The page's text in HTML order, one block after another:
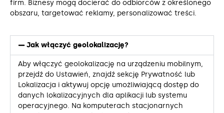
firm. Biznesy mogą docierać do odbiorców z określonego
obszaru, targetować reklamy, personalizować treści.
Jak włączyć geolokalizację?
Aby włączyć geolokalizację na urządzeniu mobilnym,
przejdź do Ustawień, znajdź sekcję Prywatność lub
Lokalizacja i aktywuj opcję umożliwiającą dostęp do
danych lokalizacyjnych dla aplikacji lub systemu
operacyjnego. Na komputerach stacjonarnych